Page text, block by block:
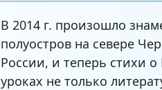
В 2014 г. произошло
полуостров на севере
России, и теперь стихи
уроках не только